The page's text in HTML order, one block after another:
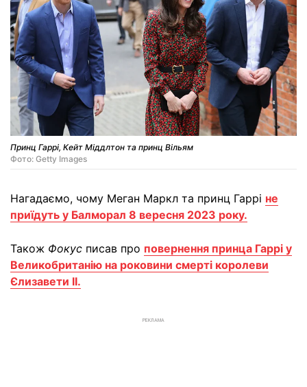
Принц Гаррі, Кейт Міддлтон та принц Вільям
Фото: Getty Images
Нагадаємо, чому Меган Маркл та принц Гаррі не
приїдуть у Балморал 8 вересня 2023 року.
Також Фокус писав про повернення принца Гаррі у
Великобританію на роковини смерті королеви
Єлизавети ІІ.
РЕКЛАМА